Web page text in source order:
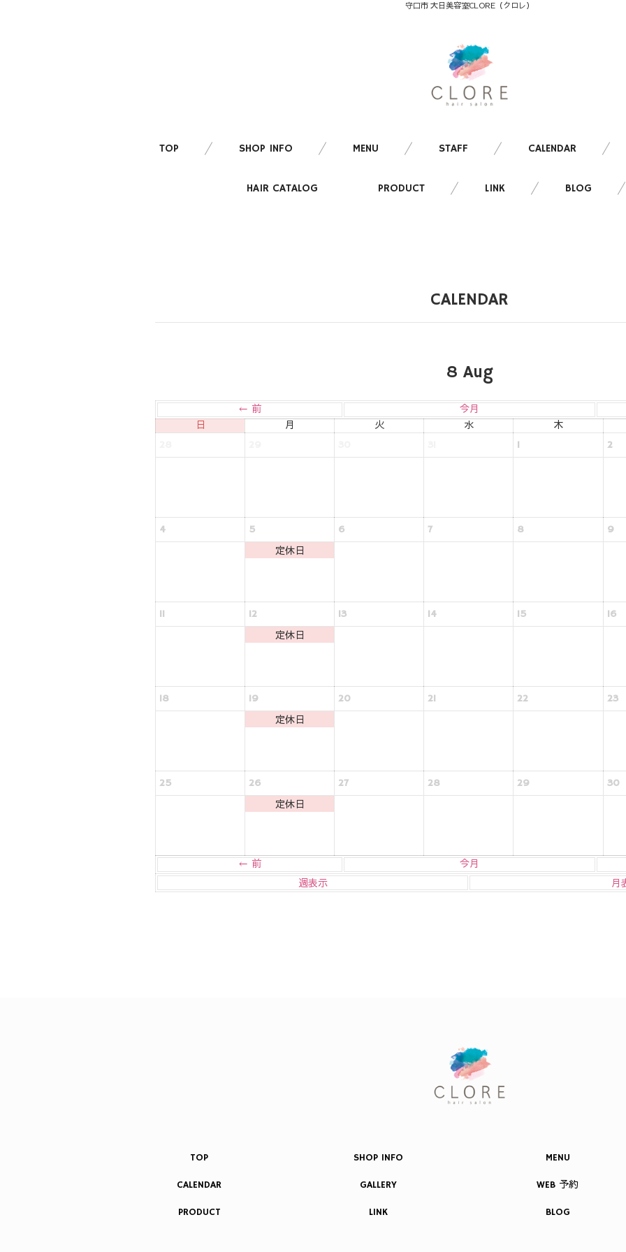
守口市 大日美容室CLORE（クロレ）
TOP SHOP INFO MENU STAFF CALENDAR
HAIR CATALOG PRODUCT LINK BLOG
CALENDAR
8 Aug
← 前 今月
日
月 火 水 木
1 2
4 5
定休日
6 7 8 9
11 12
定休日
13 14 15 16
18 19
定休日
20 21 22 23
25 26
定休日
27 28 29 30
← 前 今月
週表示
月
TOP SHOP INFO MENU
CALENDAR GALLERY WEB 予約
PRODUCT LINK BLOG